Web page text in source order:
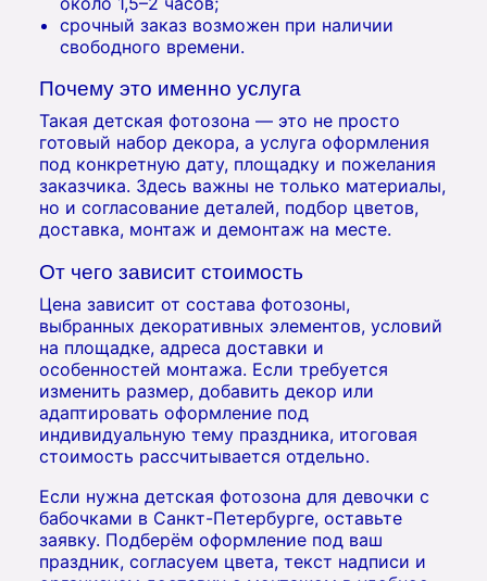
срочный заказ возможен при наличии
свободного времени.
Почему это именно услуга
Такая детская фотозона — это не просто
готовый набор декора, а услуга оформления
под конкретную дату, площадку и пожелания
заказчика. Здесь важны не только материалы,
но и согласование деталей, подбор цветов,
доставка, монтаж и демонтаж на месте.
От чего зависит стоимость
Цена зависит от состава фотозоны,
выбранных декоративных элементов, условий
на площадке, адреса доставки и
особенностей монтажа. Если требуется
изменить размер, добавить декор или
адаптировать оформление под
индивидуальную тему праздника, итоговая
стоимость рассчитывается отдельно.
Если нужна детская фотозона для девочки с
бабочками в Санкт-Петербурге, оставьте
заявку. Подберём оформление под ваш
праздник, согласуем цвета, текст надписи и